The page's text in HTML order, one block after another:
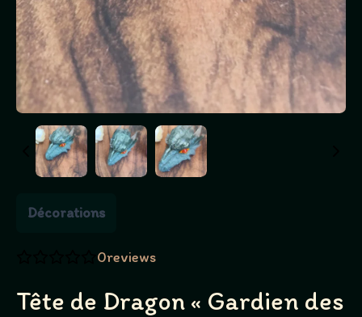
Décorations
0reviews
Tête de Dragon « Gardien des